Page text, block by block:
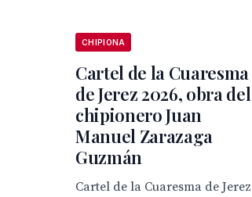
CHIPIONA
Cartel de la Cuaresma
de Jerez 2026, obra del
chipionero Juan
Manuel Zarazaga
Guzmán
Cartel de la Cuaresma de Jerez